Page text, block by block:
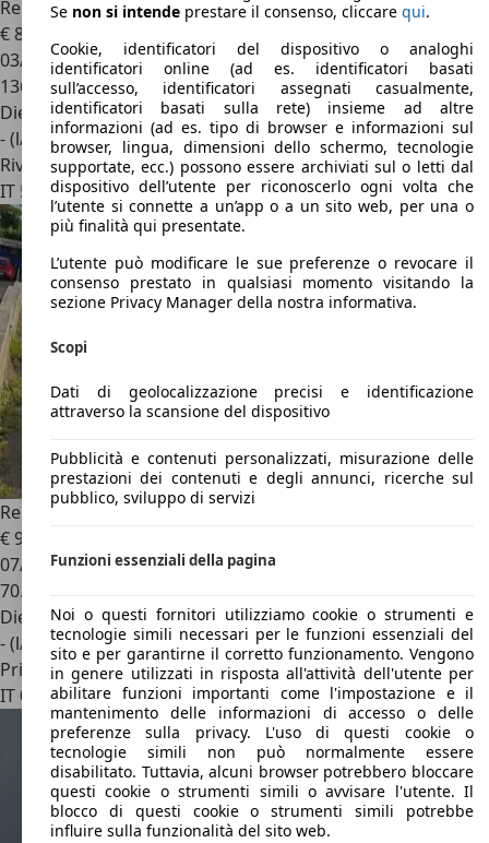
Renault Express
€ 8.900
03/2022
136.550 km
Diesel
- (l/100 km)
Rivenditore
IT 56121Pisa
Renault Express
renault express van 1.5dci 95cv
€ 9.500
07/2021
70.000 km
Diesel
- (l/100 km)
Privato
IT 00125Roma
Se non si intende prestare il consenso, cliccare qui.
Cookie, identificatori del dispositivo o analoghi
identificatori online (ad es. identificatori basati
sull’accesso, identificatori assegnati casualmente,
identificatori basati sulla rete) insieme ad altre
informazioni (ad es. tipo di browser e informazioni sul
browser, lingua, dimensioni dello schermo, tecnologie
supportate, ecc.) possono essere archiviati sul o letti dal
dispositivo dell’utente per riconoscerlo ogni volta che
l’utente si connette a un’app o a un sito web, per una o
più finalità qui presentate.
L’utente può modificare le sue preferenze o revocare il
consenso prestato in qualsiasi momento visitando la
sezione Privacy Manager della nostra informativa.
Scopi
Dati di geolocalizzazione precisi e identificazione
attraverso la scansione del dispositivo
Pubblicità e contenuti personalizzati, misurazione delle
prestazioni dei contenuti e degli annunci, ricerche sul
pubblico, sviluppo di servizi
Funzioni essenziali della pagina
Noi o questi fornitori utilizziamo cookie o strumenti e
tecnologie simili necessari per le funzioni essenziali del
sito e per garantirne il corretto funzionamento. Vengono
in genere utilizzati in risposta all'attività dell'utente per
abilitare funzioni importanti come l'impostazione e il
mantenimento delle informazioni di accesso o delle
preferenze sulla privacy. L'uso di questi cookie o
tecnologie simili non può normalmente essere
disabilitato. Tuttavia, alcuni browser potrebbero bloccare
questi cookie o strumenti simili o avvisare l'utente. Il
blocco di questi cookie o strumenti simili potrebbe
influire sulla funzionalità del sito web.